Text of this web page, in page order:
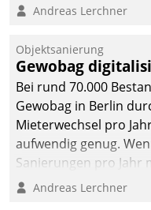
Unternehmen am
Einsatz.
Andreas Lerchner
Objektsanierung
Gewobag
Bei rund 70.000
Gewobag in Berlin
Mieterwechsel pro
aufwendig genug.
Sanierungen pro Jahr
Betreuungs- und
Andreas Lerchner